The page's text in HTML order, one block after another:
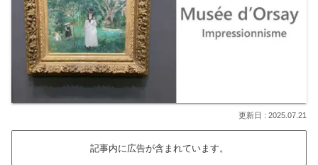
2025.07.21
記事内に広告が含まれています。